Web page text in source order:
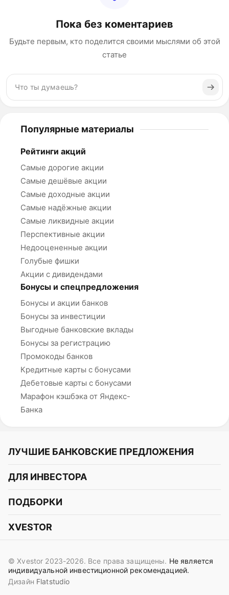
Пока без коментариев
Будьте первым, кто поделится своими мыслями об этой
статье
Популярные материалы
Рейтинги акций
Самые дорогие акции
Самые дешёвые акции
Самые доходные акции
Самые надёжные акции
Самые ликвидные акции
Перспективные акции
Недооцененные акции
Голубые фишки
Акции с дивидендами
Бонусы и спецпредложения
Бонусы и акции банков
Бонусы за инвестиции
Выгодные банковские вклады
Бонусы за регистрацию
Промокоды банков
Кредитные карты с бонусами
Дебетовые карты с бонусами
Марафон кэшбэка от Яндекс-
Банка
ЛУЧШИЕ БАНКОВСКИЕ ПРЕДЛОЖЕНИЯ
Альфа-Банк
СБЕР
Газпромбанк
OZON Банк
Совкомбанк
ДЛЯ ИНВЕСТОРА
Курс акций
Курс облигаций
Прогнозы на криптовалюты
Идеи инвест аналитиков
ПОДБОРКИ
Подборки акций
Подборки облигаций
XVESTOR
Вконтакте
Поддержка в Telegram
© Xvestor 2023-2026. Все права защищены. Не является
индивидуальной инвестиционной рекомендацией.
Дизайн Flatstudio